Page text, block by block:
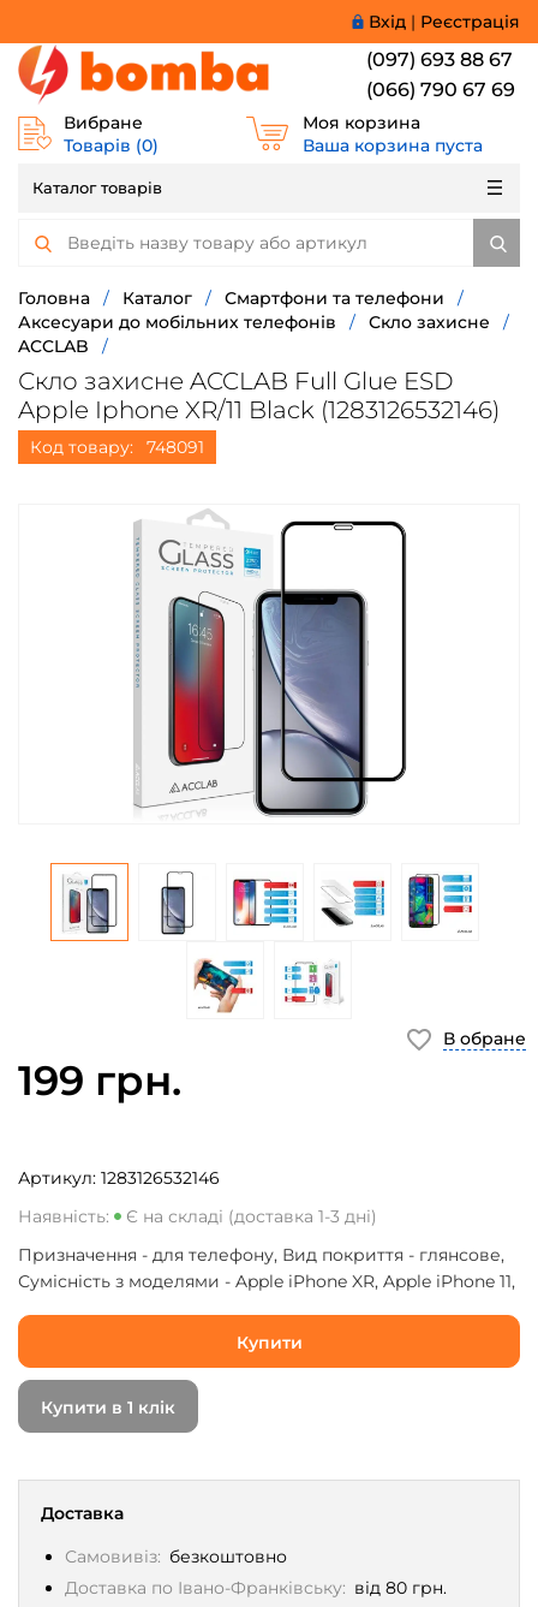
Вхід | Реєстрація
(097) 693 88 67
(066) 790 67 69
Вибране
Товарів (0)
Моя корзина
Ваша корзина пуста
Каталог товарів
Головна / Каталог / Смартфони та телефони
/
Аксесуари до мобільних телефонів
/ Скло захисне
/
ACCLAB
/
Скло захисне ACCLAB Full Glue ESD
Apple Iphone XR/11 Black (1283126532146)
Код товару: 748091
199 грн.
Доставка
Самовивіз: безкоштовно
Доставка по Івано-Франківську: від 80 грн.
Артикул: 1283126532146
Наявність:
Є на складі (доставка 1-3 дні)
Призначення - для телефону, Вид покриття - глянсове,
Сумісність з моделями - Apple iPhone XR, Apple iPhone 11,
Купити
Купити в 1 клік
В обране